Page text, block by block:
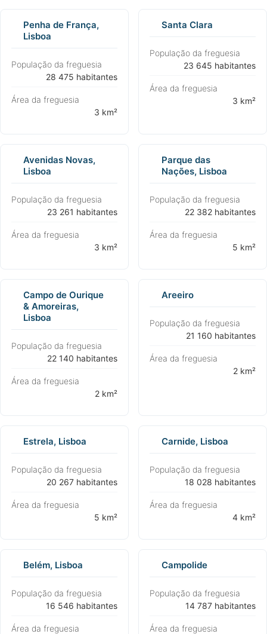
Penha de França,
Lisboa
População da freguesia
⁨28 475 habitantes⁩
Área da freguesia
⁨3 km²⁩
Santa Clara
População da freguesia
⁨23 645 habitantes⁩
Área da freguesia
⁨3 km²⁩
Avenidas Novas,
Lisboa
População da freguesia
⁨23 261 habitantes⁩
Área da freguesia
⁨3 km²⁩
Parque das
Nações, Lisboa
População da freguesia
⁨22 382 habitantes⁩
Área da freguesia
⁨5 km²⁩
Campo de Ourique
& Amoreiras,
Lisboa
População da freguesia
⁨22 140 habitantes⁩
Área da freguesia
⁨2 km²⁩
Areeiro
População da freguesia
⁨21 160 habitantes⁩
Área da freguesia
⁨2 km²⁩
Estrela, Lisboa
População da freguesia
⁨20 267 habitantes⁩
Área da freguesia
⁨5 km²⁩
Carnide, Lisboa
População da freguesia
⁨18 028 habitantes⁩
Área da freguesia
⁨4 km²⁩
Belém, Lisboa
População da freguesia
⁨16 546 habitantes⁩
Área da freguesia
Campolide
População da freguesia
⁨14 787 habitantes⁩
Área da freguesia